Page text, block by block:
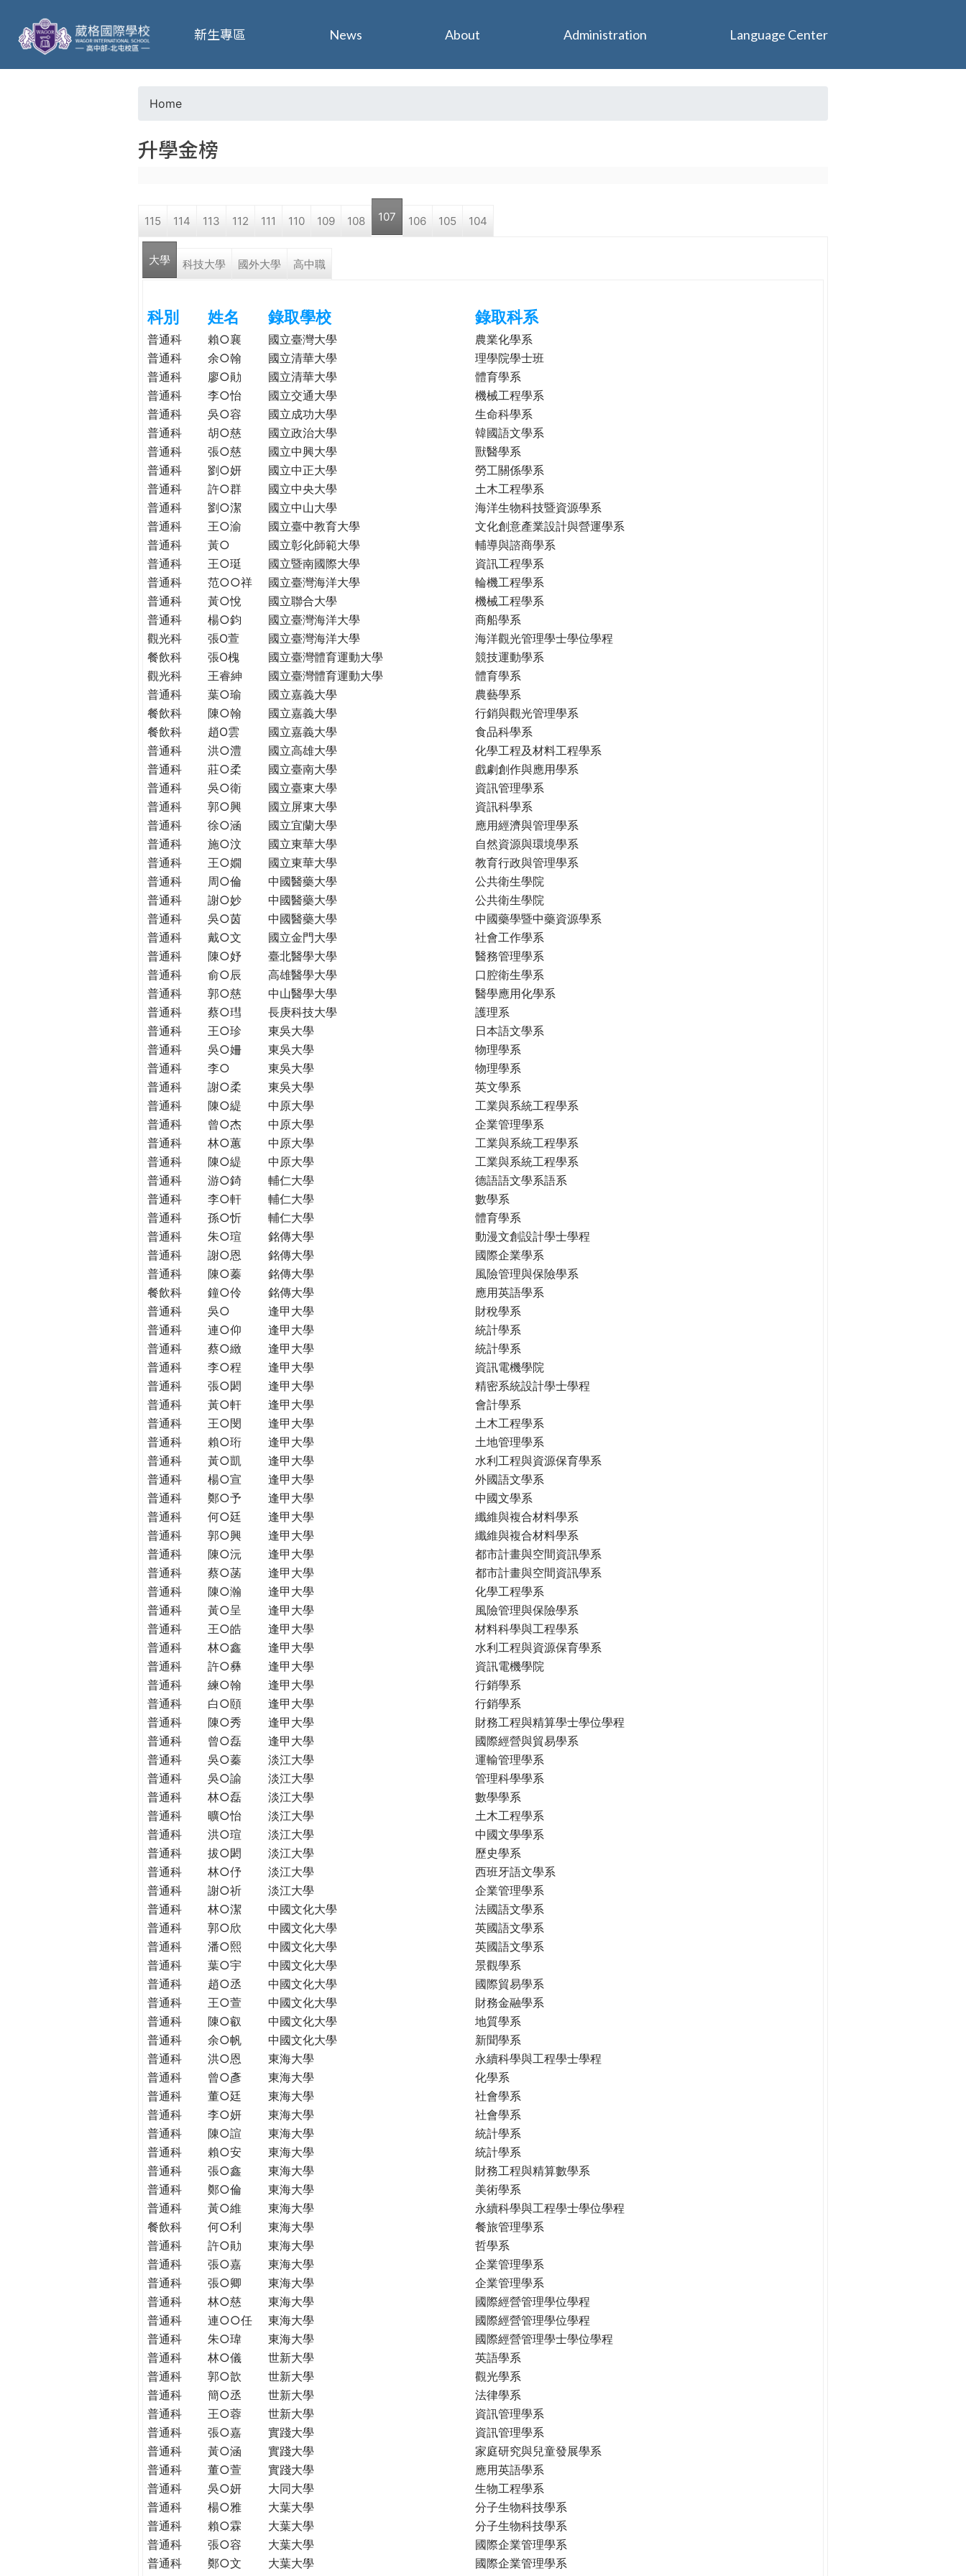
葳
格
o
a
r
h
e
r
e
Home
升學金榜
115 114 113 112 111 110 109 108 107 106 105 104
大學 科技大學 國外大學 高中職
科別 姓名 錄取學校 錄取科系
普通科 賴○襄 國立臺灣大學
農業化學系
普通科
余○翰 國立清華大學
理學院學士班
普通科
廖○勛 國立清華大學
體育學系
普通科
李○怡 國立交通大學
機械工程學系
普通科
吳○容 國立成功大學
生命科學系
普通科
胡○慈 國立政治大學
韓國語文學系
普通科
張○慈 國立中興大學
獸醫學系
普通科
劉○妍 國立中正大學
勞工關係學系
普通科
許○群 國立中央大學
土木工程學系
普通科
劉○潔 國立中山大學
海洋生物科技暨資源學系
普通科
王○渝 國立臺中教育大學
文化創意產業設計與營運學系
普通科
黃○ 國立彰化師範大學
輔導與諮商學系
普通科
王○珽 國立暨南國際大學
資訊工程學系
普通科
范○○祥 國立臺灣海洋大學
輪機工程學系
普通科
黃○悅 國立聯合大學
機械工程學系
普通科
楊○鈞 國立臺灣海洋大學
商船學系
觀光科
張O萱 國立臺灣海洋大學
海洋觀光管理學士學位學程
餐飲科
張O槐 國立臺灣體育運動大學
競技運動學系
觀光科
王睿紳 國立臺灣體育運動大學
體育學系
普通科
葉○瑜 國立嘉義大學
農藝學系
餐飲科
陳○翰 國立嘉義大學
行銷與觀光管理學系
餐飲科
趙O雲 國立嘉義大學
食品科學系
普通科
洪○澧 國立高雄大學
化學工程及材料工程學系
普通科
莊○柔 國立臺南大學
戲劇創作與應用學系
普通科
吳○衛 國立臺東大學
資訊管理學系
普通科
郭○興 國立屏東大學
資訊科學系
普通科
徐○涵 國立宜蘭大學
應用經濟與管理學系
普通科
施○汶 國立東華大學
自然資源與環境學系
普通科
王○嫺 國立東華大學
教育行政與管理學系
普通科
周○倫 中國醫藥大學
公共衛生學院
普通科
謝○妙 中國醫藥大學
公共衛生學院
普通科
吳○茵 中國醫藥大學
中國藥學暨中藥資源學系
普通科
戴○文 國立金門大學
社會工作學系
普通科
陳○妤 臺北醫學大學
醫務管理學系
普通科
俞○辰 高雄醫學大學
口腔衛生學系
普通科
郭○慈 中山醫學大學
醫學應用化學系
普通科
蔡○㻰 長庚科技大學
護理系
普通科
王○珍 東吳大學
日本語文學系
普通科
吳○姍 東吳大學
物理學系
普通科
李○ 東吳大學
物理學系
普通科
謝○柔 東吳大學
英文學系
普通科
陳○緹 中原大學
工業與系統工程學系
普通科
曾○杰 中原大學
企業管理學系
普通科
林○蕙 中原大學
工業與系統工程學系
普通科
陳○緹 中原大學
工業與系統工程學系
普通科
游○錡 輔仁大學
德語語文學系語系
普通科
李○軒 輔仁大學
數學系
普通科
孫○忻 輔仁大學
體育學系
普通科
朱○瑄 銘傳大學
動漫文創設計學士學程
普通科
謝○恩 銘傳大學
國際企業學系
普通科
陳○蓁 銘傳大學
風險管理與保險學系
餐飲科
鐘○伶 銘傳大學
應用英語學系
普通科
吳○ 逢甲大學
財稅學系
普通科
連○仰 逢甲大學
統計學系
普通科
蔡○緻 逢甲大學
統計學系
普通科
李○程 逢甲大學
資訊電機學院
普通科
張○閎 逢甲大學
精密系統設計學士學程
普通科
黃○軒 逢甲大學
會計學系
普通科
王○閔 逢甲大學
土木工程學系
普通科
賴○珩 逢甲大學
土地管理學系
普通科
黃○凱 逢甲大學
水利工程與資源保育學系
普通科
楊○宣 逢甲大學
外國語文學系
普通科
鄭○予 逢甲大學
中國文學系
普通科
何○廷 逢甲大學
纖維與複合材料學系
普通科
郭○興 逢甲大學
纖維與複合材料學系
普通科
陳○沅 逢甲大學
都市計畫與空間資訊學系
普通科
蔡○菡 逢甲大學
都市計畫與空間資訊學系
普通科
陳○瀚 逢甲大學
化學工程學系
普通科
黃○呈 逢甲大學
風險管理與保險學系
普通科
王○皓 逢甲大學
材料科學與工程學系
普通科
林○鑫 逢甲大學
水利工程與資源保育學系
普通科
許○彝 逢甲大學
資訊電機學院
普通科
練○翰 逢甲大學
行銷學系
普通科
白○頤 逢甲大學
行銷學系
普通科
陳○秀 逢甲大學
財務工程與精算學士學位學程
普通科
曾○磊 逢甲大學
國際經營與貿易學系
普通科
吳○蓁 淡江大學
運輸管理學系
普通科
吳○諭 淡江大學
管理科學學系
普通科
林○磊 淡江大學
數學學系
普通科
曠○怡 淡江大學
土木工程學系
普通科
洪○瑄 淡江大學
中國文學學系
普通科
拔○閎 淡江大學
歷史學系
普通科
林○伃 淡江大學
西班牙語文學系
普通科
謝○祈 淡江大學
企業管理學系
普通科
林○潔 中國文化大學
法國語文學系
普通科
郭○欣 中國文化大學
英國語文學系
普通科
潘○熙 中國文化大學
英國語文學系
普通科
葉○宇 中國文化大學
景觀學系
普通科
趙○丞 中國文化大學
國際貿易學系
普通科
王○萱 中國文化大學
財務金融學系
普通科
陳○叡 中國文化大學
地質學系
普通科
余○帆 中國文化大學
新聞學系
普通科
洪○恩 東海大學
永續科學與工程學士學程
普通科
曾○彥 東海大學
化學系
普通科
董○廷 東海大學
社會學系
普通科
李○妍 東海大學
社會學系
普通科
陳○諠 東海大學
統計學系
普通科
賴○安 東海大學
統計學系
普通科
張○鑫 東海大學
財務工程與精算數學系
普通科
鄭○倫 東海大學
美術學系
普通科
黃○維 東海大學
永續科學與工程學士學位學程
餐飲科
何○利 東海大學
餐旅管理學系
普通科
許○勛 東海大學
哲學系
普通科
張○嘉 東海大學
企業管理學系
普通科
張○卿 東海大學
企業管理學系
普通科
林○慈 東海大學
國際經營管理學位學程
普通科
連○○任 東海大學
國際經營管理學位學程
普通科
朱○瑋 東海大學
國際經營管理學士學位學程
普通科
林○儀 世新大學
英語學系
普通科
郭○歆 世新大學
觀光學系
普通科
簡○丞 世新大學
法律學系
普通科
王○蓉 世新大學
資訊管理學系
普通科
張○嘉 實踐大學
資訊管理學系
普通科
黃○涵 實踐大學
家庭研究與兒童發展學系
普通科
董○萱 實踐大學
應用英語學系
普通科
吳○妍 大同大學
生物工程學系
普通科
楊○雅 大葉大學
分子生物科技學系
普通科
賴○霖 大葉大學
分子生物科技學系
普通科
張○容 大葉大學
國際企業管理學系
普通科
鄭○文 大葉大學
國際企業管理學系
新生專區 News About Administration Language Center